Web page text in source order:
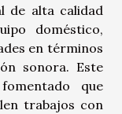
de alta calidad
doméstico,
en términos
sonora. Este
que
trabajos con